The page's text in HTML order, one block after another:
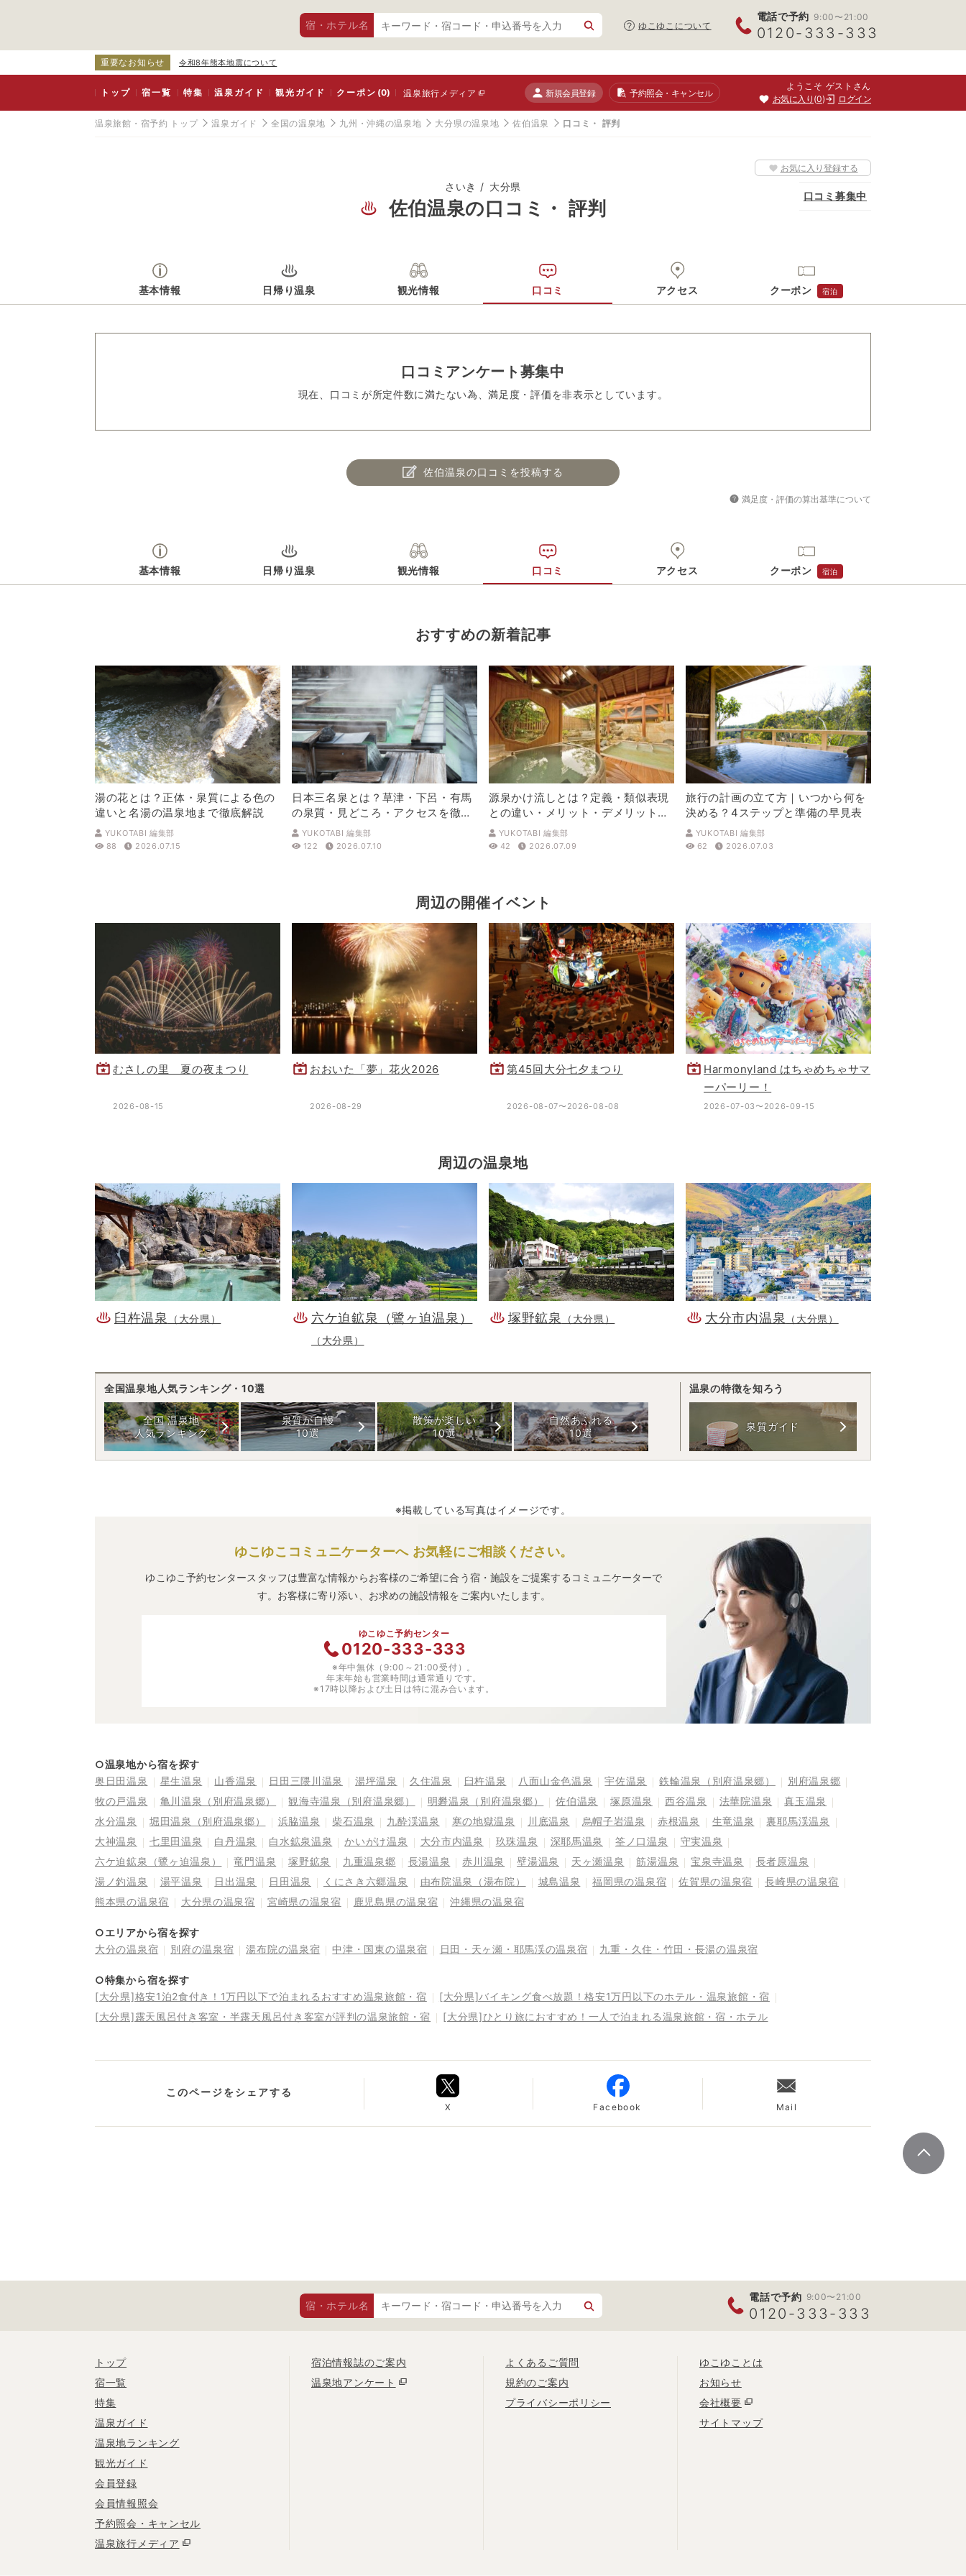
宿・ホテル名 ゆこゆこについて
電話で予約 9:00〜21:00
0120-333-333
重要なお知らせ 令和8年熊本地震について
トップ 宿一覧 特集 温泉ガイド 観光ガイド クーポン(0) 温泉旅行メディア 新規会員登録 予約照会・キャンセル
ようこそ ゲストさん
お気に入り 0 ログイン
温泉旅館・宿予約 トップ 温泉ガイド 全国の温泉地 九州・沖縄の温泉地 大分県の温泉地 佐伯温泉 口コミ・ 評判
さいき 大分県
佐伯温泉の口コミ・ 評判
お気に入り登録する
口コミ募集中
基本情報 日帰り温泉 観光情報 口コミ アクセス クーポン 宿泊
口コミアンケート募集中
現在、口コミが所定件数に満たない為、満足度・評価を非表示としています。
佐伯温泉の口コミを投稿する
満足度・評価の算出基準について
基本情報 日帰り温泉 観光情報 口コミ アクセス クーポン 宿泊
おすすめの新着記事
湯の花とは？正体・泉質による色の
違いと名湯の温泉地まで徹底解説
YUKOTABI 編集部
88
2026.07.15
日本三名泉とは？草津・下呂・有馬
の泉質・見どころ・アクセスを徹底
解説
YUKOTABI 編集部
122
2026.07.10
源泉かけ流しとは？定義・類似表現
との違い・メリット・デメリットを
解説
YUKOTABI 編集部
42
2026.07.09
旅行の計画の立て方｜いつから何を
決める？4ステップと準備の早見表
YUKOTABI 編集部
62
2026.07.03
周辺の開催イベント
むさしの里 夏の夜まつり
2026-08-15
おおいた「夢」花火2026
2026-08-29
第45回大分七夕まつり
2026-08-07〜2026-08-08
Harmonyland はちゃめちゃサマ
ーパーリー！
2026-07-03〜2026-09-15
周辺の温泉地
臼杵温泉 （大分県） 六ケ迫鉱泉（鷺ヶ迫温泉）
（大分県）
塚野鉱泉 （大分県） 大分市内温泉 （大分県）
全国温泉地人気ランキング・10選
全国 温泉地
人気ランキング
泉質が自慢
10選
散策が楽しい
10選
自然あふれる
10選
温泉の特徴を知ろう
泉質ガイド
※掲載している写真はイメージです。
ゆこゆこコミュニケーターへ お気軽にご相談ください。
ゆこゆこ予約センタースタッフは豊富な情報からお客様のご希望に合う宿・施設をご提案するコミュニケーターで
す。お客様に寄り添い、お求めの施設情報をご案内いたします。
ゆこゆこ予約センター
0120-333-333
※年中無休（9:00～21:00受付）。
年末年始も営業時間は通常通りです。
※17時以降および土日は特に混み合います。
○温泉地から宿を探す
奥日田温泉
星生温泉 山香温泉 日田三隈川温泉 湯坪温泉 久住温泉 臼杵温泉 八面山金色温泉 宇佐温泉 鉄輪温泉（別府温泉郷）
別府温泉郷
牧の戸温泉
亀川温泉（別府温泉郷） 観海寺温泉（別府温泉郷） 明礬温泉（別府温泉郷） 佐伯温泉 塚原温泉 西谷温泉 法華院温泉
真玉温泉
水分温泉
堀田温泉（別府温泉郷） 浜脇温泉 柴石温泉 九酔渓温泉 寒の地獄温泉 川底温泉 烏帽子岩温泉 赤根温泉 生竜温泉
裏耶馬渓温泉
大神温泉
七里田温泉 白丹温泉 白水鉱泉温泉 かいがけ温泉 大分市内温泉 玖珠温泉 深耶馬温泉 筌ノ口温泉
守実温泉
六ケ迫鉱泉（鷺ヶ迫温泉）
竜門温泉 塚野鉱泉 九重温泉郷 長湯温泉 赤川温泉 壁湯温泉 天ヶ瀬温泉 筋湯温泉 宝泉寺温泉
長者原温泉
湯ノ釣温泉
湯平温泉 日出温泉 日田温泉 くにさき六郷温泉 由布院温泉（湯布院） 城島温泉 福岡県の温泉宿 佐賀県の温泉宿
長崎県の温泉宿
熊本県の温泉宿
大分県の温泉宿 宮崎県の温泉宿 鹿児島県の温泉宿 沖縄県の温泉宿
○エリアから宿を探す
大分の温泉宿
別府の温泉宿 湯布院の温泉宿 中津・国東の温泉宿 日田・天ヶ瀬・耶馬渓の温泉宿 九重・久住・竹田・長湯の温泉宿
○特集から宿を探す
[大分県]格安1泊2食付き！1万円以下で泊まれるおすすめ温泉旅館・宿
[大分県]バイキング食べ放題！格安1万円以下のホテル・温泉旅館・宿
[大分県]露天風呂付き客室・半露天風呂付き客室が評判の温泉旅館・宿
[大分県]ひとり旅におすすめ！一人で泊まれる温泉旅館・宿・ホテル
このページをシェアする
X Facebook Mail
宿・ホテル名
電話で予約 9:00〜21:00
0120-333-333
トップ
宿一覧
特集
温泉ガイド
温泉地ランキング
観光ガイド
会員登録
会員情報照会
予約照会・キャンセル
温泉旅行メディア
宿泊情報誌のご案内
温泉地アンケート
よくあるご質問
規約のご案内
プライバシーポリシー
ゆこゆことは
お知らせ
会社概要
サイトマップ